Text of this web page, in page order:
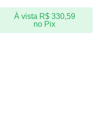
À vista R$330,59
no Pix